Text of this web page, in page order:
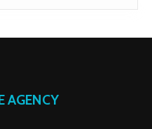
AGENCY